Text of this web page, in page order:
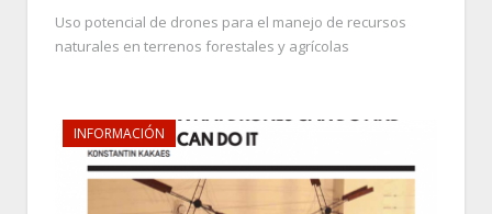
Uso potencial de drones para el manejo de recursos
naturales en terrenos forestales y agrícolas
INFORMACIÓN